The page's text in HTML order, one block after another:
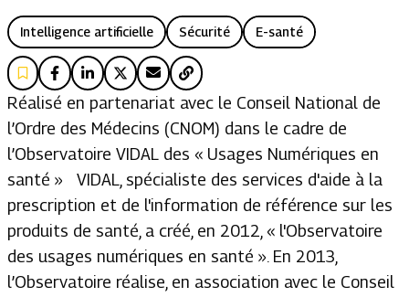
Intelligence artificielle Sécurité E-santé
Réalisé en partenariat avec le Conseil National de
l’Ordre des Médecins (CNOM) dans le cadre de
l’Observatoire VIDAL des « Usages Numériques en
santé » VIDAL, spécialiste des services d'aide à la
prescription et de l'information de référence sur les
produits de santé, a créé, en 2012, « l'Observatoire
des usages numériques en santé ». En 2013,
l’Observatoire réalise, en association avec le Conseil